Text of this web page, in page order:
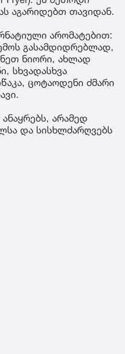
აგარიდებთ თავიდან.
არომატებით:
გასამდიდრებლად,
ნიორი, ახლად
სხვადასხვა
ცოტაოდენი ძმარი
არამედ
და სისხლძარღვებს